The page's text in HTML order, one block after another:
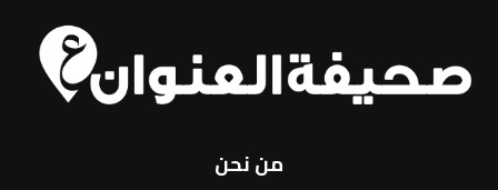
من نحن